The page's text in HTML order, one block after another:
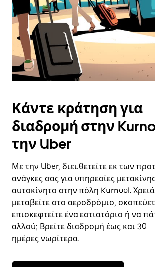
πλήκτρο
escape
για
να
κλείσετε
ημερολόγιο.
Κάντε κράτηση για
διαδρομή στην
την Uber
Με την Uber, διευθετείτε εκ των
ανάγκες σας για υπηρεσίες
αυτοκίνητο στην πόλη Kurnool.
μεταβείτε στο αεροδρόμιο,
επισκεφτείτε ένα εστιατόριο ή να
αλλού; Βρείτε διαδρομή έως και 30
ημέρες νωρίτερα.